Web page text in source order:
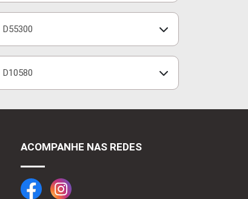
D55300
D10580
ACOMPANHE NAS REDES